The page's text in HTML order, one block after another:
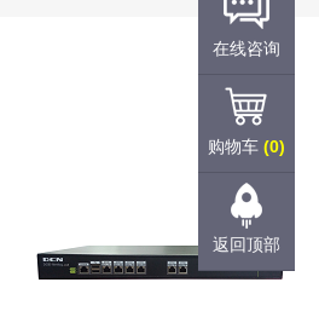
在线咨询
购物车 (0)
返回顶部